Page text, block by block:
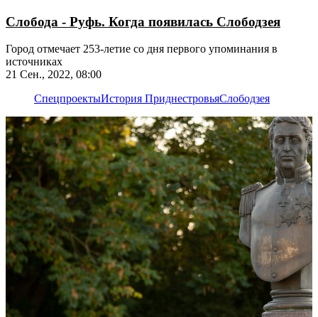
Слобода - Руфь. Когда появилась Слободзея
Город отмечает 253-летие со дня первого упоминания в
источниках
21 Сен., 2022, 08:00
СпецпроектыИстория ПриднестровьяСлободзея